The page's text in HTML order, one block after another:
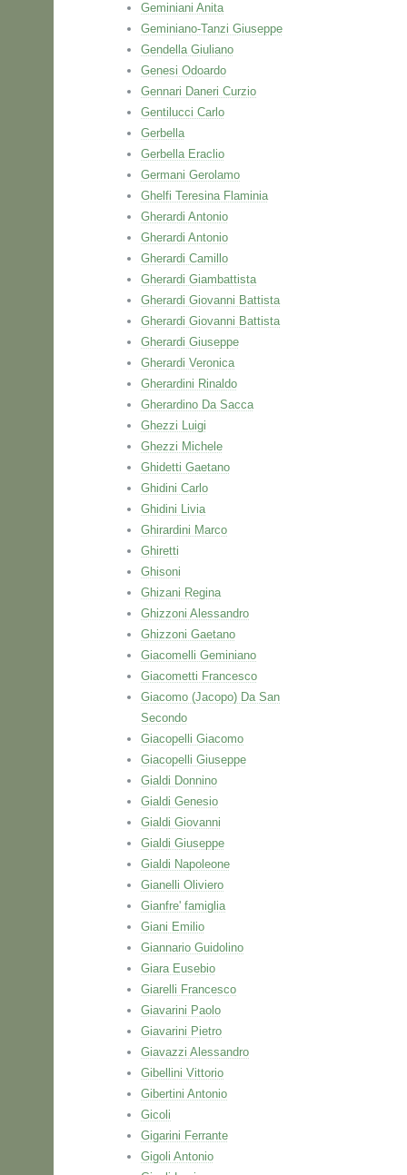
Geminiani Anita
Geminiano-Tanzi Giuseppe
Gendella Giuliano
Genesi Odoardo
Gennari Daneri Curzio
Gentilucci Carlo
Gerbella
Gerbella Eraclio
Germani Gerolamo
Ghelfi Teresina Flaminia
Gherardi Antonio
Gherardi Antonio
Gherardi Camillo
Gherardi Giambattista
Gherardi Giovanni Battista
Gherardi Giovanni Battista
Gherardi Giuseppe
Gherardi Veronica
Gherardini Rinaldo
Gherardino Da Sacca
Ghezzi Luigi
Ghezzi Michele
Ghidetti Gaetano
Ghidini Carlo
Ghidini Livia
Ghirardini Marco
Ghiretti
Ghisoni
Ghizani Regina
Ghizzoni Alessandro
Ghizzoni Gaetano
Giacomelli Geminiano
Giacometti Francesco
Giacomo (Jacopo) Da San
Secondo
Giacopelli Giacomo
Giacopelli Giuseppe
Gialdi Donnino
Gialdi Genesio
Gialdi Giovanni
Gialdi Giuseppe
Gialdi Napoleone
Gianelli Oliviero
Gianfre' famiglia
Giani Emilio
Giannario Guidolino
Giara Eusebio
Giarelli Francesco
Giavarini Paolo
Giavarini Pietro
Giavazzi Alessandro
Gibellini Vittorio
Gibertini Antonio
Gicoli
Gigarini Ferrante
Gigoli Antonio